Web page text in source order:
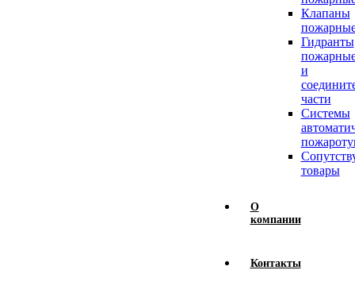
Клапаны
Гидранты
и
части
Системы
товары
О
компании
Контакты